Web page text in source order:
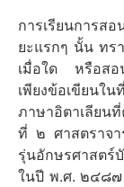
การเรียนการส
ยะแรกๆ นั้น ทร
เมื่อใด หรือสอ
เพียงข้อเขียนใ
ภาษาอิตาเลียน
ที่ ๒ ศาสตราจา
รุ่นอักษรศาสตร์
ในปี พ.ศ. ๒๔๘๗